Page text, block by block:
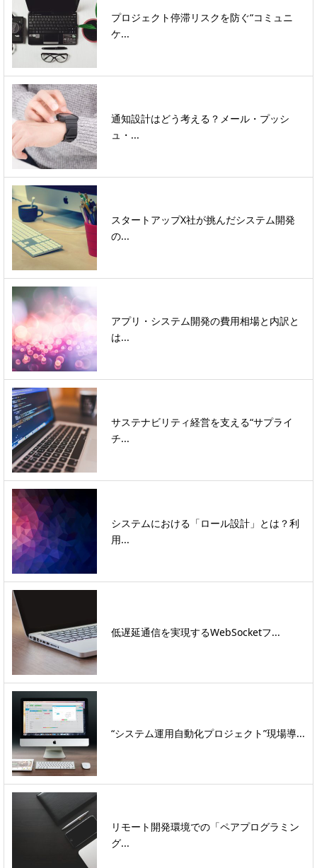
プロジェクト停滞リスクを防ぐ“コミュニ
ケ...
通知設計はどう考える？メール・プッシ
ュ・...
スタートアップX社が挑んだシステム開発
の...
アプリ・システム開発の費用相場と内訳と
は...
サステナビリティ経営を支える“サプライ
チ...
システムにおける「ロール設計」とは？利
用...
低遅延通信を実現するWebSocketフ...
“システム運用自動化プロジェクト”現場導...
リモート開発環境での「ペアプログラミン
グ...